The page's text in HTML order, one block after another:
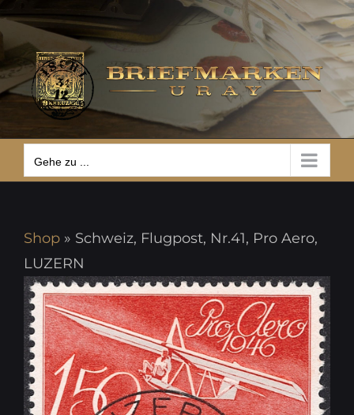
Zum
Inhalt
springen
Gehe zu ...
Gehe zu ...
Shop » Schweiz, Flugpost, Nr.41, Pro Aero,
LUZERN